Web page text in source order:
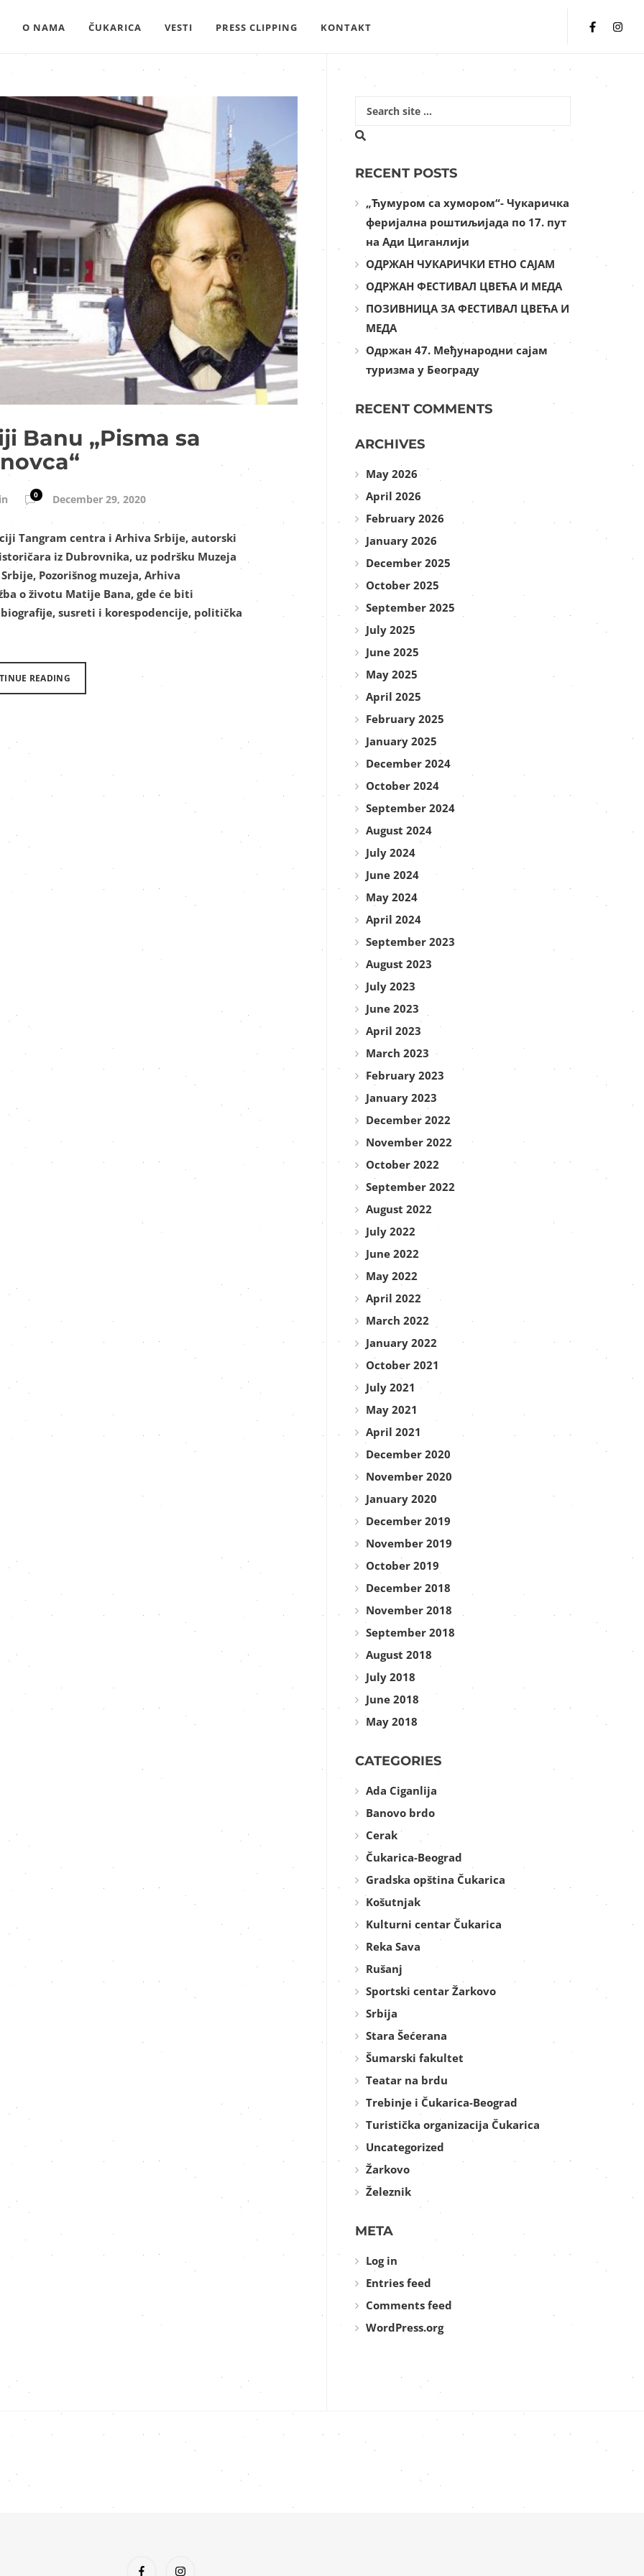
O NAMA ČUKARICA VESTI PRESS CLIPPING KONTAKT
Banu „Pisma sa
0 December 29, 2020
Tangram centra i Arhiva Srbije, autorski
iz Dubrovnika, uz podršku Muzeja
Pozorišnog muzeja, Arhiva
o životu Matije Bana, gde će biti
susreti i korespodencije, politička
READING
RECENT POSTS
„Ћумуром са хумором“- Чукаричка
феријална роштиљијада по 17. пут
на Ади Циганлији
ОДРЖАН ЧУКАРИЧКИ ЕТНО САЈАМ
ОДРЖАН ФЕСТИВАЛ ЦВЕЋА И МЕДА
ПОЗИВНИЦА ЗА ФЕСТИВАЛ ЦВЕЋА И
МЕДА
Одржан 47. Међународни сајам
туризма у Београду
RECENT COMMENTS
ARCHIVES
May 2026
April 2026
February 2026
January 2026
December 2025
October 2025
September 2025
July 2025
June 2025
May 2025
April 2025
February 2025
January 2025
December 2024
October 2024
September 2024
August 2024
July 2024
June 2024
May 2024
April 2024
September 2023
August 2023
July 2023
June 2023
April 2023
March 2023
February 2023
January 2023
December 2022
November 2022
October 2022
September 2022
August 2022
July 2022
June 2022
May 2022
April 2022
March 2022
January 2022
October 2021
July 2021
May 2021
April 2021
December 2020
November 2020
January 2020
December 2019
November 2019
October 2019
December 2018
November 2018
September 2018
August 2018
July 2018
June 2018
May 2018
CATEGORIES
Ada Ciganlija
Banovo brdo
Cerak
Čukarica-Beograd
Gradska opština Čukarica
Košutnjak
Kulturni centar Čukarica
Reka Sava
Rušanj
Sportski centar Žarkovo
Srbija
Stara Šećerana
Šumarski fakultet
Teatar na brdu
Trebinje i Čukarica-Beograd
Turistička organizacija Čukarica
Uncategorized
Žarkovo
Železnik
META
Log in
Entries feed
Comments feed
WordPress.org